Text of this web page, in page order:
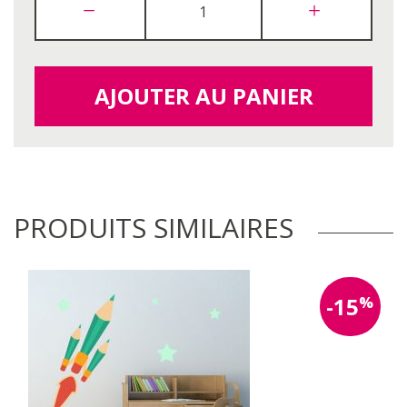
AJOUTER AU PANIER
PRODUITS SIMILAIRES
-15%